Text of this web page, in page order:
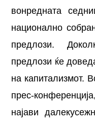
вонредната
национално
предлози.
предлози ќе
на капитализмот.
прес-
најави